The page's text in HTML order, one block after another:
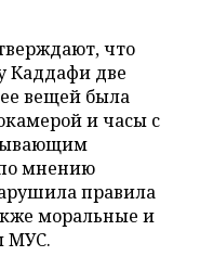
что
Каддафи две
вещей была
и часы с
мнению
правила
моральные и
МУС.